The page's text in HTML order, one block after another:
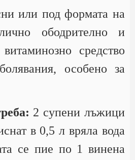
или под формата на
ободрително и
средство
особено за
2 супени лъжици
в 0,5 л вряла вода
се пие по 1 винена